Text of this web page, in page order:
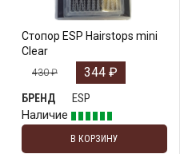
Стопор ESP Hairstops mini
Clear
430₽ 344 ₽
БРЕНД
ESP
Наличие
В КОРЗИНУ